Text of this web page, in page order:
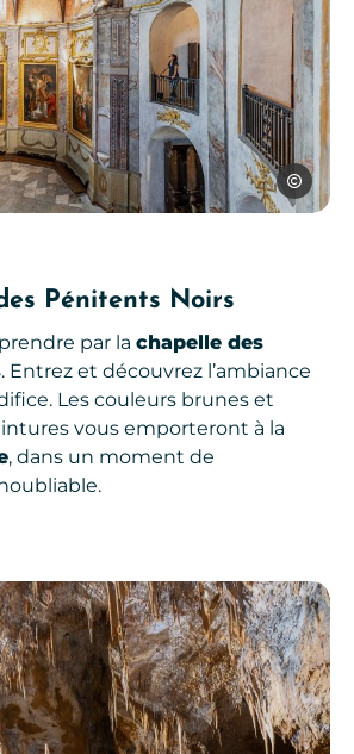
Pénitents Noirs
par la chapelle des
. Entrez et découvrez l’ambiance
Les couleurs brunes et
vous emporteront à la
, dans un moment de
Nicolas
Jf-Fabriol